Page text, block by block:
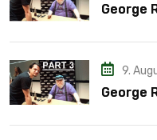
George
9.
George